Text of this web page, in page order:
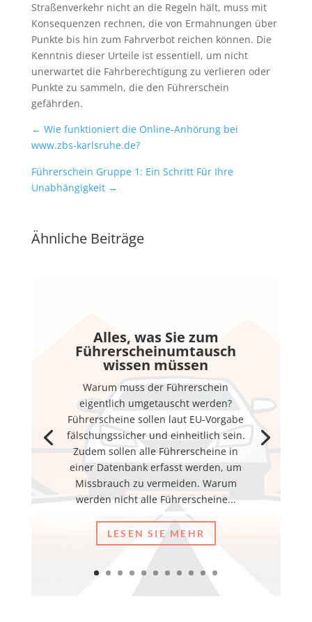
Straßenverkehr nicht an die Regeln hält, muss mit
Konsequenzen rechnen, die von Ermahnungen über
Punkte bis hin zum Fahrverbot reichen können. Die
Kenntnis dieser Urteile ist essentiell, um nicht
unerwartet die Fahrberechtigung zu verlieren oder
Punkte zu sammeln, die den Führerschein
gefährden.
← Wie funktioniert die Online-Anhörung bei
www.zbs-karlsruhe.de?
Führerschein Gruppe 1: Ein Schritt Für Ihre
Unabhängigkeit→
Ähnliche Beiträge
Alles, was Sie zum
Führerscheinumtausch
wissen müssen
Warum muss der Führerschein
eigentlich umgetauscht werden?
Führerscheine sollen laut EU-Vorgabe
fälschungssicher und einheitlich sein.
Zudem sollen alle Führerscheine in
einer Datenbank erfasst werden, um
Missbrauch zu vermeiden. Warum
werden nicht alle Führerscheine...
LESEN SIE MEHR